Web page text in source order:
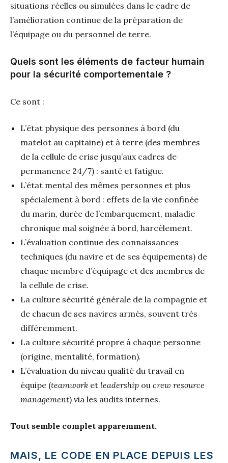
situations réelles ou simulées dans le cadre de
l’amélioration continue de la préparation de
l’équipage ou du personnel de terre.
Quels sont les éléments de facteur humain
pour la sécurité comportementale ?
Ce sont :
L’état physique des personnes à bord (du
matelot au capitaine) et à terre (des membres
de la cellule de crise jusqu’aux cadres de
permanence 24/7) : santé et fatigue.
L’état mental des mêmes personnes et plus
spécialement à bord : effets de la vie confinée
du marin, durée de l’embarquement, maladie
chronique mal soignée à bord, harcèlement.
L’évaluation continue des connaissances
techniques (du navire et de ses équipements) de
chaque membre d’équipage et des membres de
la cellule de crise.
La culture sécurité générale de la compagnie et
de chacun de ses navires armés, souvent très
différemment.
La culture sécurité propre à chaque personne
(origine, mentalité, formation).
L’évaluation du niveau qualité du travail en
équipe (teamwork et leadership ou crew resource
management) via les audits internes.
Tout semble complet apparemment.
MAIS, LE CODE EN PLACE DEPUIS LES